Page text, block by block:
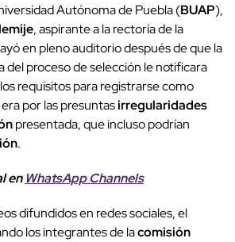
Autónoma de Puebla (BUAP),
, aspirante a la rectoría de la
en pleno auditorio después de que la
del proceso de selección le notificara
requisitos para registrarse como
por las presuntasirregularidades
presentada, que incluso podrían
.
en WhatsApp Channels
difundidos en redes sociales, el
los integrantes de lacomisión